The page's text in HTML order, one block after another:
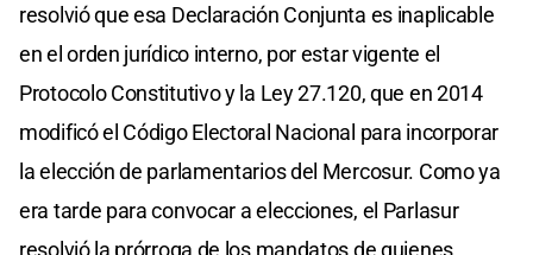
resolvió que esa Declaración Conjunta es inaplicable
en el orden jurídico interno, por estar vigente el
Protocolo Constitutivo y la Ley 27.120, que en 2014
modificó el Código Electoral Nacional para incorporar
la elección de parlamentarios del Mercosur. Como ya
era tarde para convocar a elecciones, el Parlasur
resolvió la prórroga de los mandatos de quienes